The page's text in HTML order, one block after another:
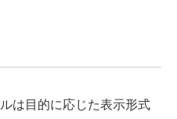
は目的に応じた表示形式